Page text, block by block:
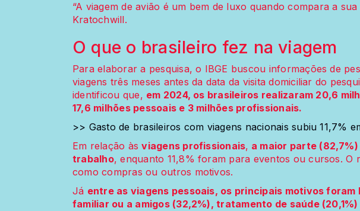
“A viagem de avião é um bem de luxo quando compara a sua
Kratochwill.
O que o brasileiro fez na viagem
Para elaborar a pesquisa, o IBGE buscou informações de
viagens três meses antes da data da visita domiciliar do
identificou que, em 2024, os brasileiros realizaram 20,6
17,6 milhões pessoais e 3 milhões profissionais.
>> Gasto de brasileiros com viagens nacionais subiu 11,7%
Em relação àsviagens profissionais, a maior parte
trabalho, enquanto 11,8% foram para eventos ou cursos. O
como compras ou outros motivos.
Já entre as viagens pessoais, os principais motivos
familiar ou a amigos (32,2%), tratamento de saúde